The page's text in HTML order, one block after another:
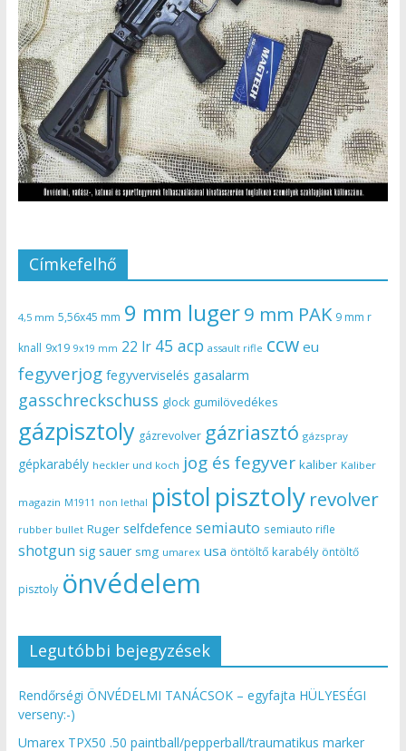
Címkefelhő
4,5 mm 5,56x45 mm 9 mm luger9 mm PAK 9 mm r
knall 9x19 9x19 mm 22 lr 45 acp assault rifle ccw eu
fegyverjog fegyverviselés gasalarm
gasschreckschuss glock gumilövedékes
gázpisztoly gázrevolver gázriasztó gázspray
gépkarabély heckler und koch jog és fegyver kaliber Kaliber
magazin M1911 non lethal pistol pisztoly revolver
rubber bullet Ruger selfdefence semiauto semiauto rifle
shotgun sig sauer smg umarex usa öntöltő karabély öntöltő
pisztoly önvédelem
Legutóbbi bejegyzések
Rendőrségi ÖNVÉDELMI TANÁCSOK – egyfajta HÜLYESÉGI
verseny:-)
Umarex TPX50 .50 paintball/pepperball/traumatikus marker